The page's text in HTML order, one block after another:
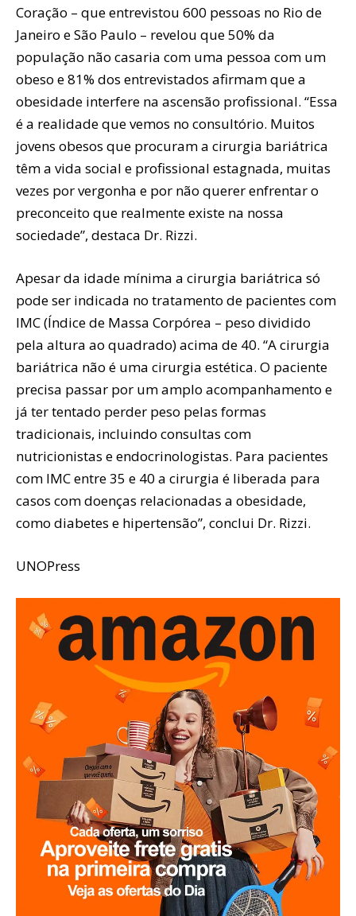
Coração – que entrevistou 600 pessoas no Rio de
Janeiro e São Paulo – revelou que 50% da
população não casaria com uma pessoa com um
obeso e 81% dos entrevistados afirmam que a
obesidade interfere na ascensão profissional. “Essa
é a realidade que vemos no consultório. Muitos
jovens obesos que procuram a cirurgia bariátrica
têm a vida social e profissional estagnada, muitas
vezes por vergonha e por não querer enfrentar o
preconceito que realmente existe na nossa
sociedade”, destaca Dr. Rizzi.
Apesar da idade mínima a cirurgia bariátrica só
pode ser indicada no tratamento de pacientes com
IMC (Índice de Massa Corpórea – peso dividido
pela altura ao quadrado) acima de 40. “A cirurgia
bariátrica não é uma cirurgia estética. O paciente
precisa passar por um amplo acompanhamento e
já ter tentado perder peso pelas formas
tradicionais, incluindo consultas com
nutricionistas e endocrinologistas. Para pacientes
com IMC entre 35 e 40 a cirurgia é liberada para
casos com doenças relacionadas a obesidade,
como diabetes e hipertensão”, conclui Dr. Rizzi.
UNOPress